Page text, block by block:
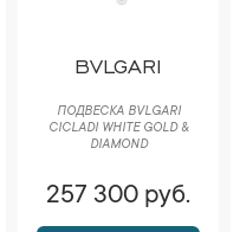
BVLGARI
ПОДВЕСКА BVLGARI
CICLADI WHITE GOLD &
DIAMOND
257 300 руб.